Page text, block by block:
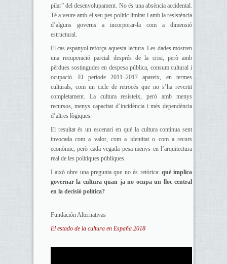
pilar” del desenvolupament. No és una absència accidental.
Té a veure amb el seu pes polític limitat i amb la resistència
d’alguns governs a incorporar-la com a dimensió
estructural.
El cas espanyol reforça aquesta lectura. Les dades mostren
una recuperació parcial després de la crisi, però amb
pèrdues sostingudes en despesa pública, consum cultural i
ocupació. El període 2011–2017 apareix, en termes
culturals, com un cicle de retrocés que no s’ha revertit
completament. La cultura resisteix, però amb menys
recursos, menys capacitat d’incidència i més dependència
d’altres lògiques.
El resultat és un escenari en què la cultura continua sent
invocada com a valor, com a identitat o com a recurs
econòmic, però cada vegada pesa menys en l’arquitectura
real de les polítiques públiques.
I això obre una pregunta que no és retòrica: què implica
governar la cultura quan ja no ocupa un lloc central
en la decisió política?
Fundación Alternativas
El estado de la cultura en España 2018